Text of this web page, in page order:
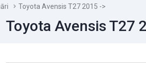
Toyota Avensis T27 2015 ->
Toyota Avensis T27